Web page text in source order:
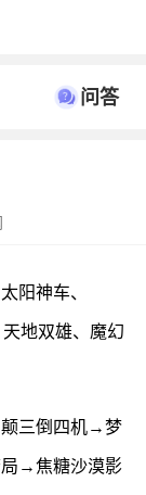
问答
阳神车、
地双雄、魔幻
三倒四机→梦
→焦糖沙漠影